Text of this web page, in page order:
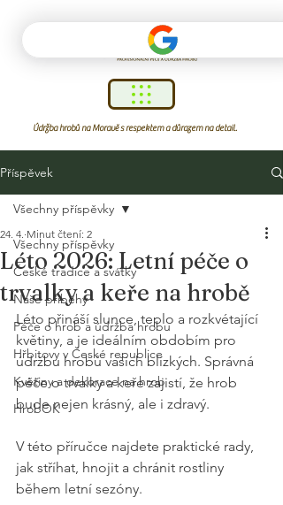
Údržba hrobů na Moravě s respektem a důrazem na detail.
Příspěvek
Všechny příspěvky
České tradice a svátky
Naše příběhy
Péče o hrob a údržba hrobu
Hřbitovy v České republice
Květiny a dekorace na hrob
HrobOK
Všechny příspěvky
Léto 2026: Letní péče o
trvalky a keře na hrobě
24. 4. Minut čtení: 2
Léto přináší slunce, teplo a rozkvétající
květiny, a je ideálním obdobím pro
údržbu hrobů vašich blízkých. Správná
péče o trvalky a keře zajistí, že hrob
bude nejen krásný, ale i zdravý.
V této příručce najdete praktické rady,
jak stříhat, hnojit a chránit rostliny
během letní sezóny.